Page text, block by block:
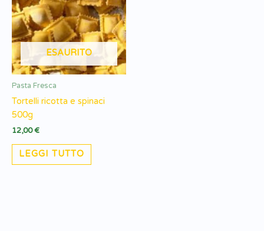
ESAURITO
Pasta Fresca
Tortelli ricotta e spinaci
500g
12,00€
LEGGI TUTTO